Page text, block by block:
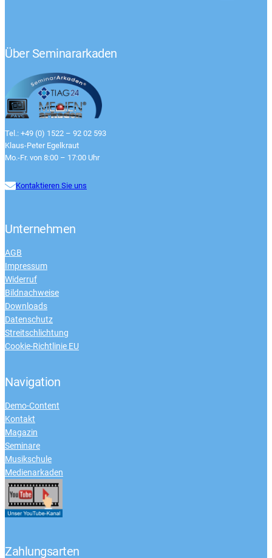
Über Seminararkaden
Tel.: +49 (0) 1522 – 92 02 593
Klaus-Peter Egelkraut
Mo.-Fr. von 8:00 – 17:00 Uhr
Kontaktieren Sie uns
Unternehmen
AGB
Impressum
Widerruf
Bildnachweise
Downloads
Datenschutz
Streitschlichtung
Cookie-Richtlinie EU
Navigation
Demo-Content
Kontakt
Magazin
Seminare
Musikschule
Medienarkaden
Zahlungsarten